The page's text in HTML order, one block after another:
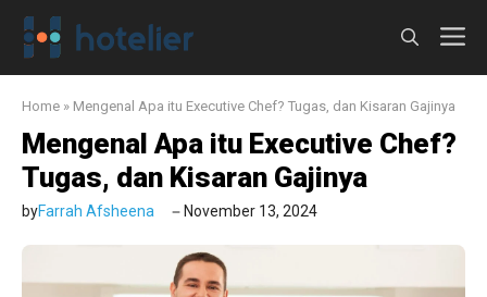
Langsung
Home » Mengenal Apa itu Executive Chef? Tugas, dan Kisaran Gajinya
Mengenal Apa itu Executive Chef?
Tugas, dan Kisaran Gajinya
byFarrah Afsheena November 13, 2024